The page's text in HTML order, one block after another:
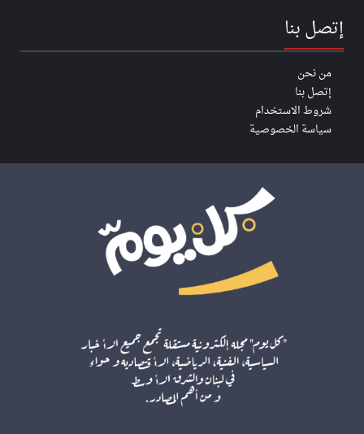
إتصل بنا
من نحن
إتصل بنا
شروط الاستخدام
سياسة الخصوصية